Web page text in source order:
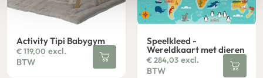
Activity Tipi Babygym
€119,00 excl.
BTW
Speelkleed -
Wereldkaart met dieren
€284,03 excl.
BTW